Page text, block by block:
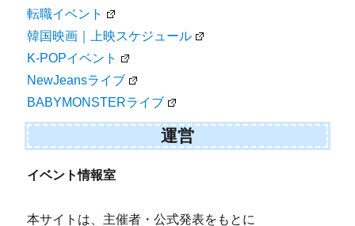
転職イベント
韓国映画｜上映スケジュール
K-POPイベント
NewJeansライブ
BABYMONSTERライブ
運営
イベント情報室
本サイトは、主催者・公式発表をもとに